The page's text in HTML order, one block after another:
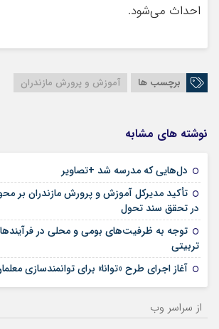
احداث می‌شود.
برچسب ها آموزش و پرورش مازندران
نوشته های مشابه
دل‌هایی که مدرسه شد +تصاویر
تأکید مدیرکل آموزش و پرورش مازندران بر
در تحقق سند تحول
توجه به ظرفیت‌های بومی و محلی در
تربیتی
آغاز اجرای طرح «توانا» برای توانمندسازی
از سراسر وب